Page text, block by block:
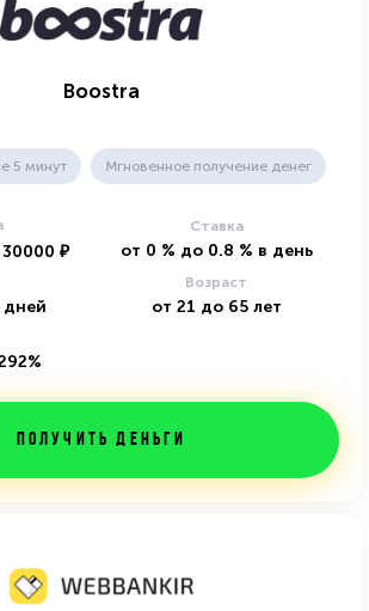
Boostra
5 минут Мгновенное получение денег
30000 ₽
Ставка
от 0 % до 0.8 % в день
дней
Возраст
от 21 до 65 лет
Получить деньги